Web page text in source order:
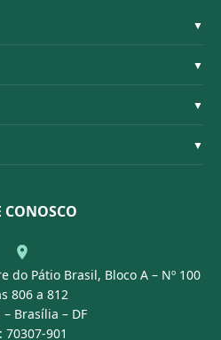
▼
▼
▼
▼
CONOSCO
do Pátio Brasil, Bloco A – Nº 100
806 a 812
– Brasília – DF
70307-901